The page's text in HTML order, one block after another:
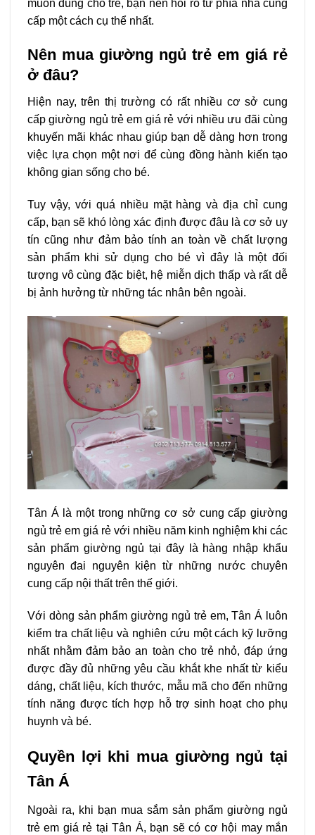
muốn dùng cho trẻ, bạn nên hỏi rõ từ phía nhà cung
cấp một cách cụ thể nhất.
Nên mua giường ngủ trẻ em giá rẻ
ở đâu?
Hiện nay, trên thị trường có rất nhiều cơ sở cung
cấp giường ngủ trẻ em giá rẻ với nhiều ưu đãi cùng
khuyến mãi khác nhau giúp bạn dễ dàng hơn trong
việc lựa chọn một nơi để cùng đồng hành kiến tạo
không gian sống cho bé.
Tuy vậy, với quá nhiều mặt hàng và địa chỉ cung
cấp, bạn sẽ khó lòng xác định được đâu là cơ sở uy
tín cũng như đảm bảo tính an toàn về chất lượng
sản phẩm khi sử dụng cho bé vì đây là một đối
tượng vô cùng đặc biệt, hệ miễn dịch thấp và rất dễ
bị ảnh hưởng từ những tác nhân bên ngoài.
Tân Á là một trong những cơ sở cung cấp giường
ngủ trẻ em giá rẻ với nhiều năm kinh nghiệm khi các
sản phẩm giường ngủ tại đây là hàng nhập khẩu
nguyên đai nguyên kiện từ những nước chuyên
cung cấp nội thất trên thế giới.
Với dòng sản phẩm giường ngủ trẻ em, Tân Á luôn
kiểm tra chất liệu và nghiên cứu một cách kỹ lưỡng
nhất nhằm đảm bảo an toàn cho trẻ nhỏ, đáp ứng
được đầy đủ những yêu cầu khắt khe nhất từ kiểu
dáng, chất liệu, kích thước, mẫu mã cho đến những
tính năng được tích hợp hỗ trợ sinh hoạt cho phụ
huynh và bé.
Quyền lợi khi mua giường ngủ tại
Tân Á
Ngoài ra, khi bạn mua sắm sản phẩm giường ngủ
trẻ em giá rẻ tại Tân Á, bạn sẽ có cơ hội may mắn